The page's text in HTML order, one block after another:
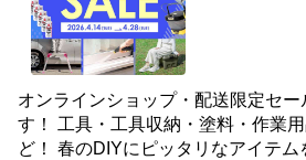
オンラインショップ・配送限定セール！ 只今開
す！ 工具・工具収納・塗料・作業用品・ガーデン用品な
ど！ 春のDIYにピッタリなアイテム